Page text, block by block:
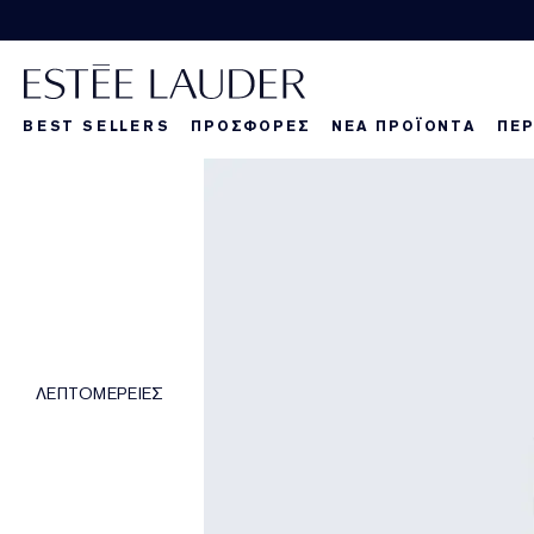
BEST SELLERS ΠΡΟΣΦΟΡΕΣ ΝΕΑ ΠΡΟΪΟΝΤΑ
ΛΕΠΤΟΜΕΡΕΙΕΣ